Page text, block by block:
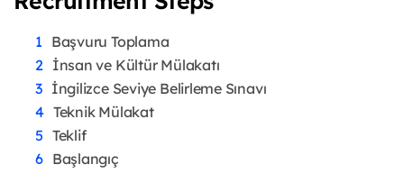
Başvuru Toplama
İnsan ve Kültür Mülakatı
İngilizce Seviye Belirleme Sınavı
Teknik Mülakat
Teklif
Başlangıç